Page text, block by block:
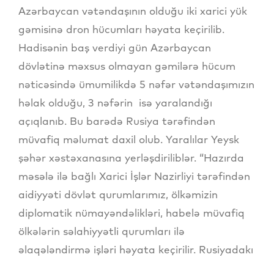
Azərbaycan vətəndaşının olduğu iki xarici yük
gəmisinə dron hücumları həyata keçirilib.
Hadisənin baş verdiyi gün Azərbaycan
dövlətinə məxsus olmayan gəmilərə hücum
nəticəsində ümumilikdə 5 nəfər vətəndaşımızın
həlak olduğu, 3 nəfərin isə yaralandığı
açıqlanıb. Bu barədə Rusiya tərəfindən
müvafiq məlumat daxil olub. Yaralılar Yeysk
şəhər xəstəxanasına yerləşdiriliblər. “Hazırda
məsələ ilə bağlı Xarici İşlər Nazirliyi tərəfindən
aidiyyəti dövlət qurumlarımız, ölkəmizin
diplomatik nümayəndəlikləri, habelə müvafiq
ölkələrin səlahiyyətli qurumları ilə
əlaqələndirmə işləri həyata keçirilir. Rusiyadakı